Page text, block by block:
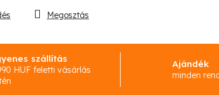
szállítás
HUF feletti vásárlás
Ajándék
minden
Megosztás